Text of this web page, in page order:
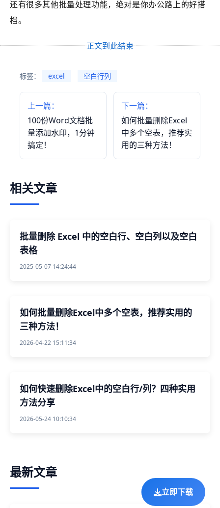
还有很多其他批量处理功能，绝对是你办公路上的好搭
档。
正文到此结束
标签： excel 空白行列
上一篇：
100份Word文档批
量添加水印，1分钟
搞定！
下一篇：
如何批量删除Excel
中多个空表，推荐实
用的三种方法！
相关文章
批量删除 Excel 中的空白行、空白列以及空白
表格
2025-05-07 14:24:44
如何批量删除Excel中多个空表，推荐实用的
三种方法！
2026-04-22 15:11:34
如何快速删除Excel中的空白行/列？四种实用
方法分享
2026-05-24 10:10:34
最新文章
立即下载